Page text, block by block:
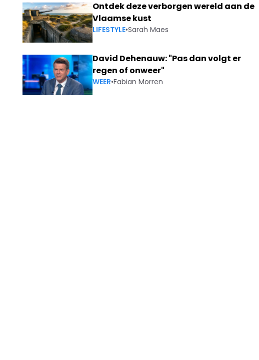
Ontdek deze verborgen wereld aan de
Vlaamse kust
LIFESTYLE•Sarah Maes
David Dehenauw: "Pas dan volgt er
regen of onweer"
WEER•Fabian Morren